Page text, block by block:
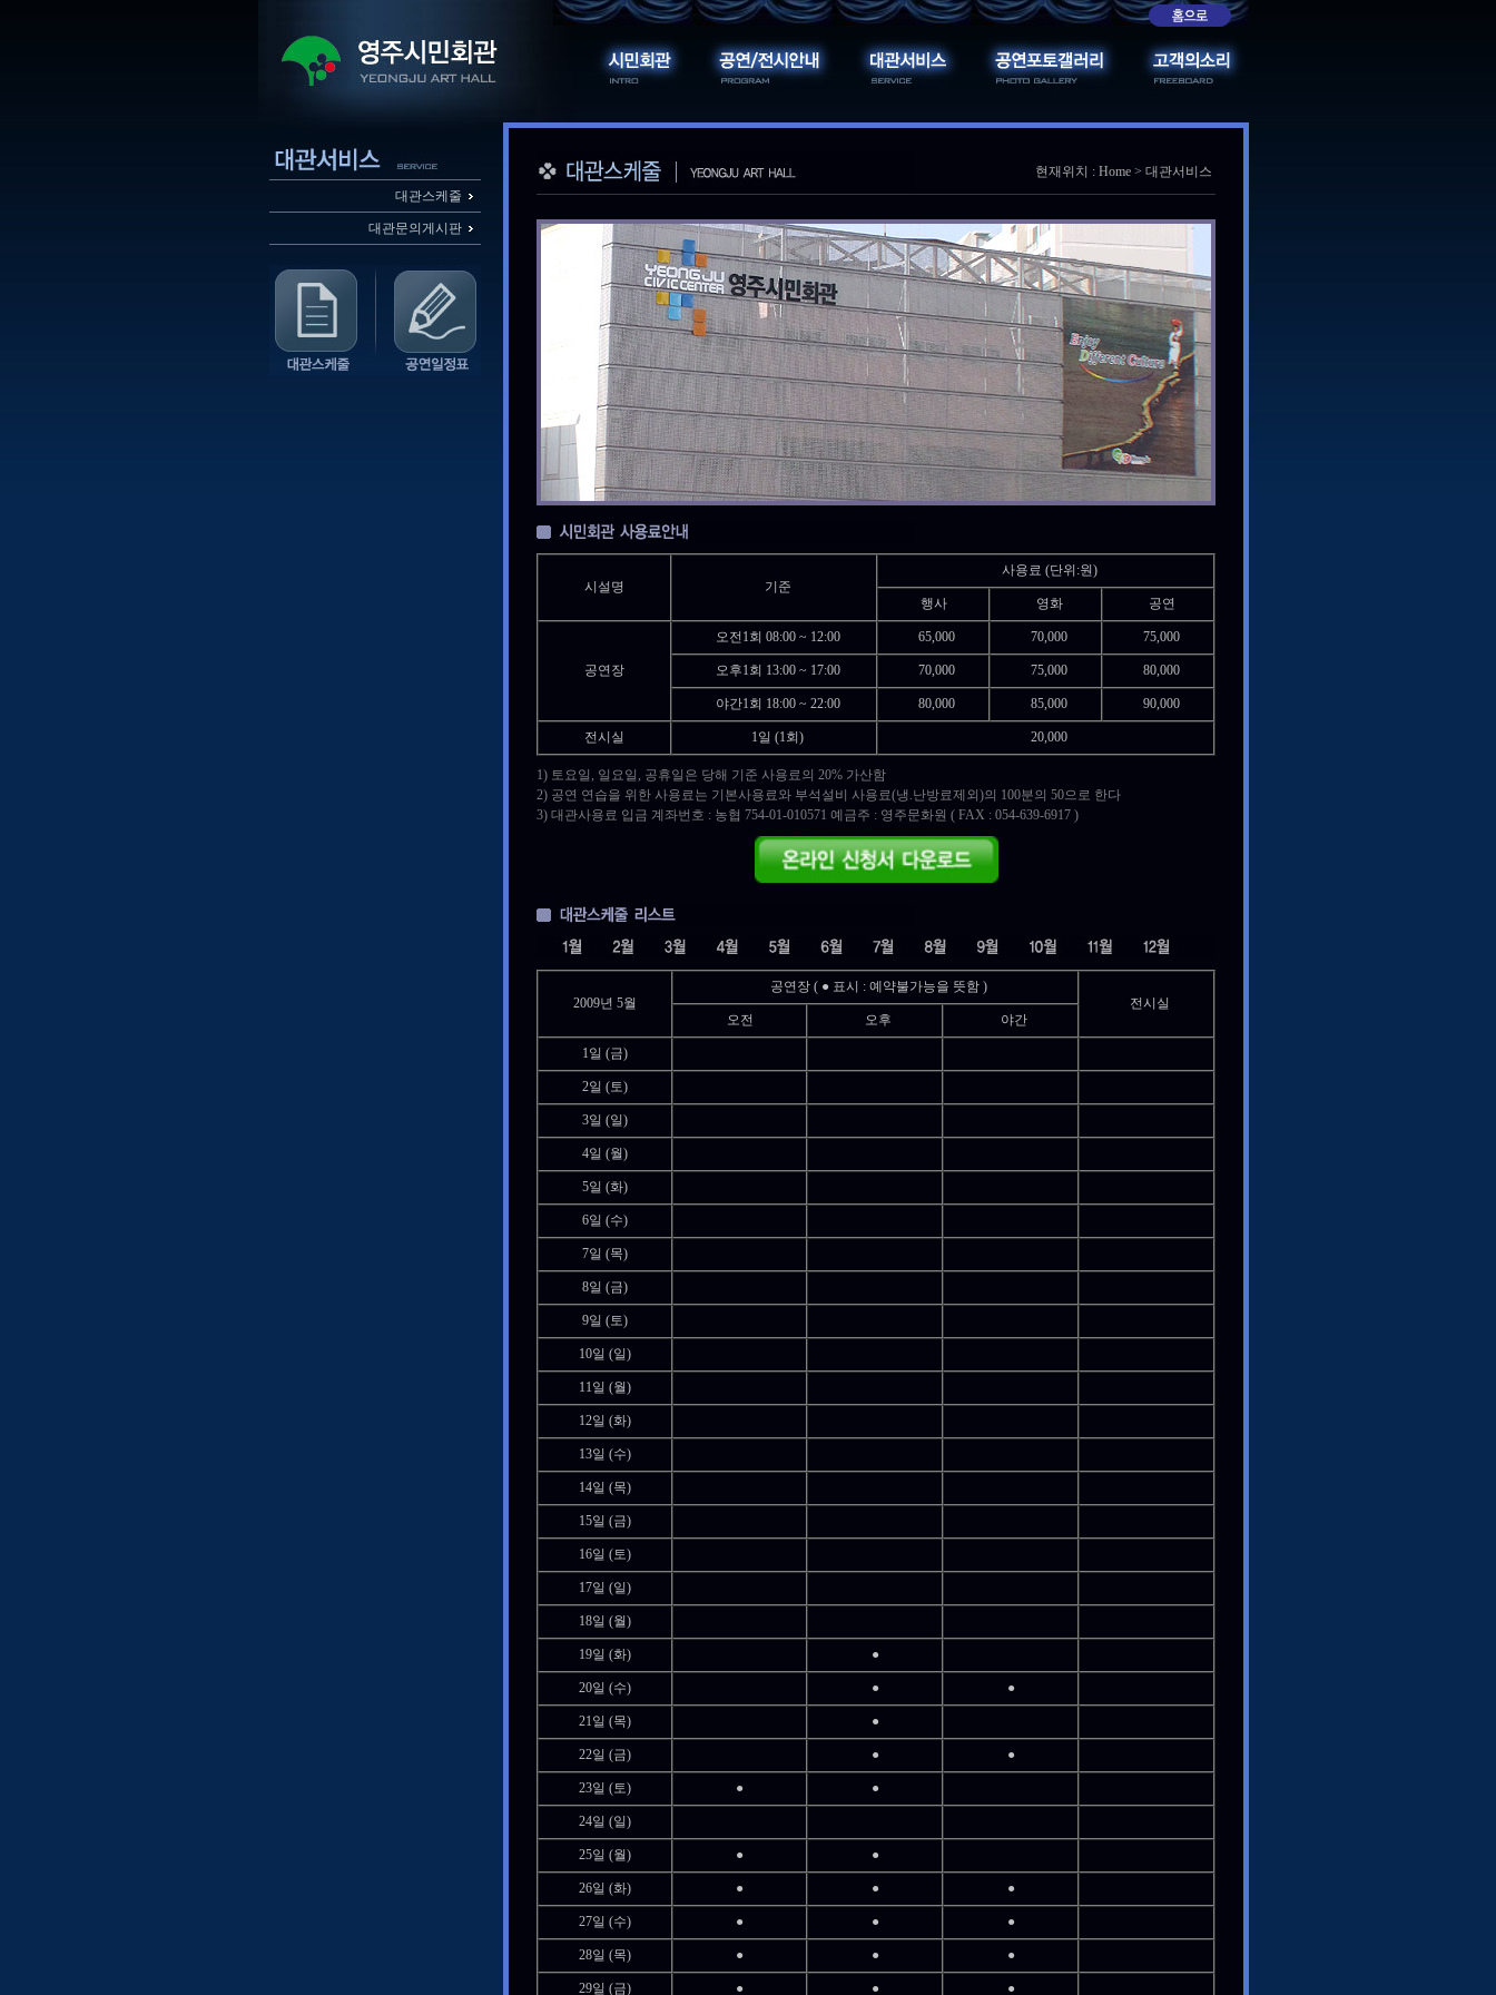
대관스케줄
대관문의게시판
현재위치 : Home > 대관서비스
시설명 기준
사용료 (단위:원)
행사 영화 공연
공연장
오전1회 08:00 ~ 12:00 65,000 70,000 75,000
오후1회 13:00 ~ 17:00 70,000 75,000 80,000
야간1회 18:00 ~ 22:00 80,000 85,000 90,000
전시실 1일 (1회) 20,000
1) 토요일, 일요일, 공휴일은 당해 기준 사용료의 20% 가산함
2) 공연 연습을 위한 사용료는 기본사용료와 부석설비 사용료(냉.난방료제외)의 100분의 50으로 한다
3) 대관사용료 입금 계좌번호 : 농협 754-01-010571 예금주 : 영주문화원 ( FAX : 054-639-6917 )
2009년 5월
공연장 ( ● 표시 : 예약불가능을 뜻함 )
전시실
오전
오후 야간
1일 (금)
2일 (토)
3일 (일)
4일 (월)
5일 (화)
6일 (수)
7일 (목)
8일 (금)
9일 (토)
10일 (일)
11일 (월)
12일 (화)
13일 (수)
14일 (목)
15일 (금)
16일 (토)
17일 (일)
18일 (월)
19일 (화) ●
20일 (수) ● ●
21일 (목) ●
22일 (금) ● ●
23일 (토) ● ●
24일 (일)
25일 (월) ● ●
26일 (화) ● ● ●
27일 (수) ● ● ●
28일 (목) ● ● ●
29일 (금) ● ● ●